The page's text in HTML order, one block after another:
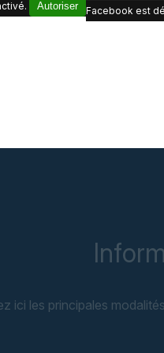
Autoriser Facebook est
ici les principales